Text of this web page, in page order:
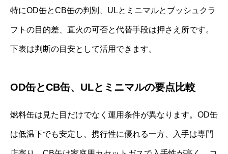
特にOD缶とCB缶の判別、ULとミニマルとブッシュクラ
フトの目的差、直火の可否と代替手段は押さえ所です。
下表は判断の目安として活用できます。
OD缶とCB缶、ULとミニマルの要点比較
燃料缶は見た目だけでなく運用条件が異なります。OD缶
は低温下でも安定し、携行性に優れる一方、入手は専門